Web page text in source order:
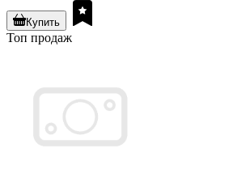
Купить
Топ продаж